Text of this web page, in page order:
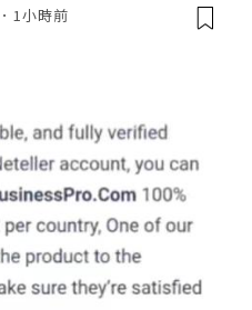
1小時前